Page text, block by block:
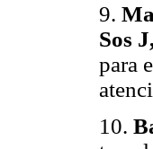
9.
Sos
para
10.